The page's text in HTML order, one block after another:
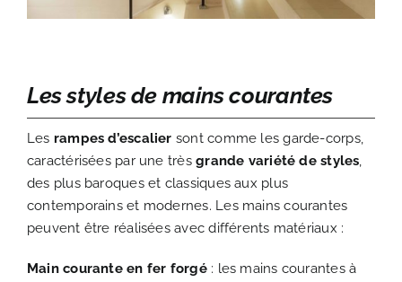
Les styles de mains courantes
Les rampes d’escalier sont comme les garde-corps,
caractérisées par une trèsgrande variété de styles,
des plus baroques et classiques aux plus
contemporains et modernes. Les mains courantes
peuvent être réalisées avec différents matériaux :
Main courante en fer forgé: les mains courantes à